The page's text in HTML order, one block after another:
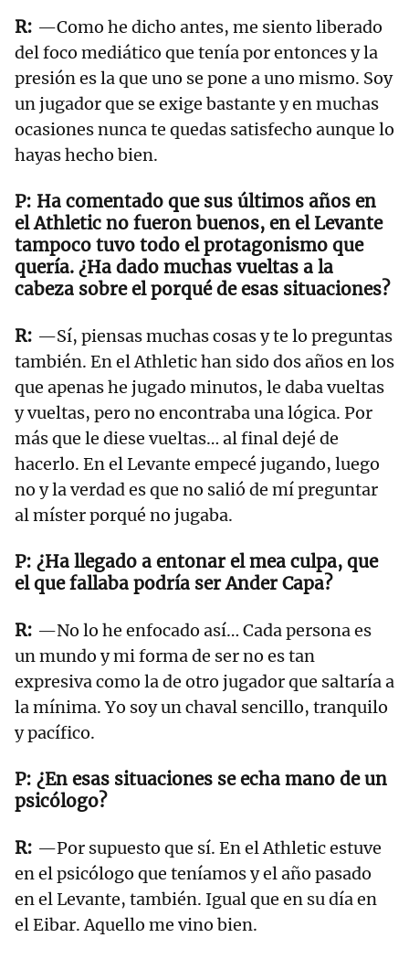
—Como he dicho antes, me siento liberado
del foco mediático que tenía por entonces y la
presión es la que uno se pone a uno mismo. Soy
un jugador que se exige bastante y en muchas
ocasiones nunca te quedas satisfecho aunque lo
hayas hecho bien.
Ha comentado que sus últimos años en
el Athletic no fueron buenos, en el Levante
tampoco tuvo todo el protagonismo que
quería. ¿Ha dado muchas vueltas a la
cabeza sobre el porqué de esas situaciones?
—Sí, piensas muchas cosas y te lo preguntas
también. En el Athletic han sido dos años en los
que apenas he jugado minutos, le daba vueltas
y vueltas, pero no encontraba una lógica. Por
más que le diese vueltas… al final dejé de
hacerlo. En el Levante empecé jugando, luego
no y la verdad es que no salió de mí preguntar
al míster porqué no jugaba.
¿Ha llegado a entonar el mea culpa, que
el que fallaba podría ser Ander Capa?
—No lo he enfocado así… Cada persona es
un mundo y mi forma de ser no es tan
expresiva como la de otro jugador que saltaría a
la mínima. Yo soy un chaval sencillo, tranquilo
y pacífico.
¿En esas situaciones se echa mano de un
psicólogo?
—Por supuesto que sí. En el Athletic estuve
en el psicólogo que teníamos y el año pasado
en el Levante, también. Igual que en su día en
el Eibar. Aquello me vino bien.